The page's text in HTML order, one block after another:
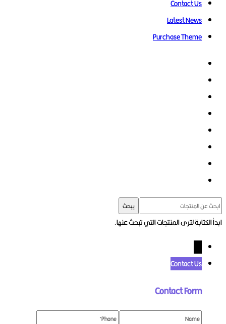
Contact Us
Latest News
Purchase Theme
يبحث
ابدأ الكتابة لترى المنتجات التي تبحث عنها.
Contact Us
Contact Form